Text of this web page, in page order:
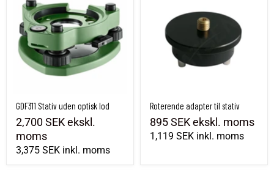
GDF311 Stativ uden optisk lod
2,700 SEKekskl.
moms
3,375 SEK inkl. moms
Roterende adapter til stativ
895 SEKekskl. moms
1,119 SEK inkl. moms